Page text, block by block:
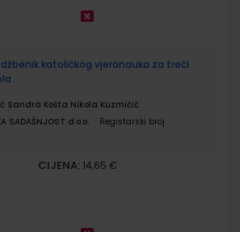
udžbenik katoličkog vjeronauka za treći
Sandra Košta Nikola Kuzmičić
SADAŠNJOST d.o.o.
Registarski broj
CIJENA: 14,65 €